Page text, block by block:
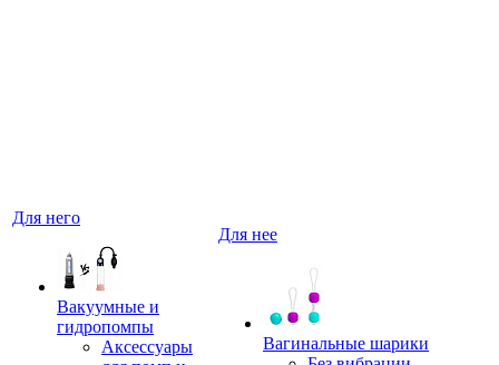
Для него
Вакуумные и
гидропомпы
Аксессуары
Для нее
Вагинальные шарики